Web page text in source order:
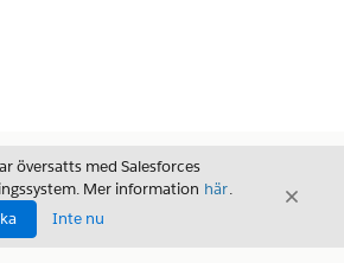
översatts med Salesforces
Mer information här.
Inte nu
Stäng